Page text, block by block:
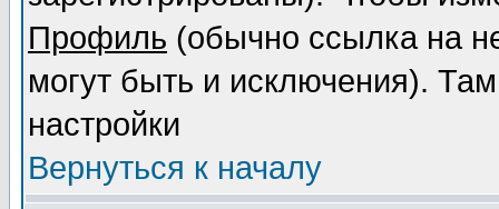
Профиль (обычно ссылка на
могут быть и исключения).
настройки
Вернуться к началу